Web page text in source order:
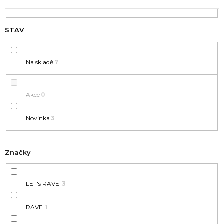
U
K
T
Ů
Na skladě 7
Akce 0
Novinka 3
Značky
LET's RAVE 3
RAVE 1
A
J
Í
T
?
D
o
p
o
r